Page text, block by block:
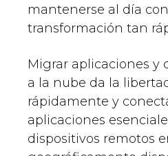
mantenerse al día
transformación tan
Migrar aplicaciones y
a la nube da la
rápidamente y
aplicaciones
dispositivos remotos